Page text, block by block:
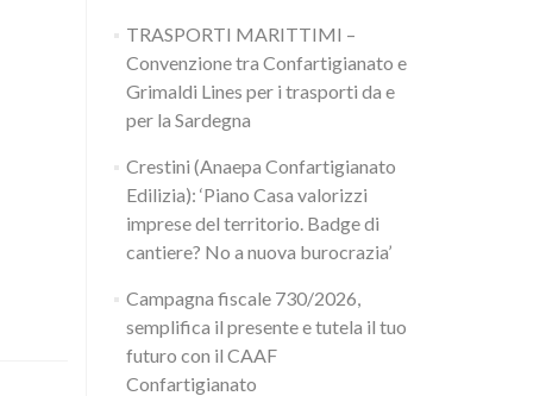
TRASPORTI MARITTIMI –
Convenzione tra Confartigianato e
Grimaldi Lines per i trasporti da e
per la Sardegna
Crestini (Anaepa Confartigianato
Edilizia): ‘Piano Casa valorizzi
imprese del territorio. Badge di
cantiere? No a nuova burocrazia’
Campagna fiscale 730/2026,
semplifica il presente e tutela il tuo
futuro con il CAAF
Confartigianato